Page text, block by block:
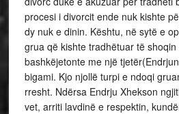
procesi i divorcit ende nuk kishte
dy nuk e dinin. Kështu, në sytë e
grua që kishte tradhëtuar të
bashkëjetonte me një
bigami. Kjo njollë turpi e ndoqi
rresht. Ndërsa Endrju Xhekson
vet, arriti lavdinë e respektin,